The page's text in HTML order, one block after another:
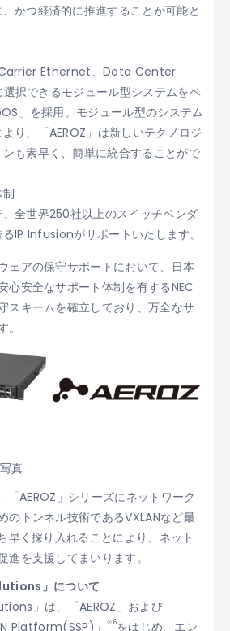
かつ経済的に推進することが可能と
Carrier Ethernet、Data Center
択できるモジュール型システムをベ
」を採用。モジュール型のシステム
り、「AEROZ」は新しいテクノロジ
も素早く、簡単に統合することがで
全世界250社以上のスイッチベンダ
IP Infusionがサポートいたします。
ェアの保守サポートにおいて、日本
心安全なサポート体制を有するNEC
スキームを確立しており、万全なサ
真
「AEROZ」シリーズにネットワーク
のトンネル技術であるVXLANなど最
早く採り入れることにより、ネット
進を支援してまいります。
」について
」は、「AEROZ」および
Platform(SSP)」
※6をはじめ、エン